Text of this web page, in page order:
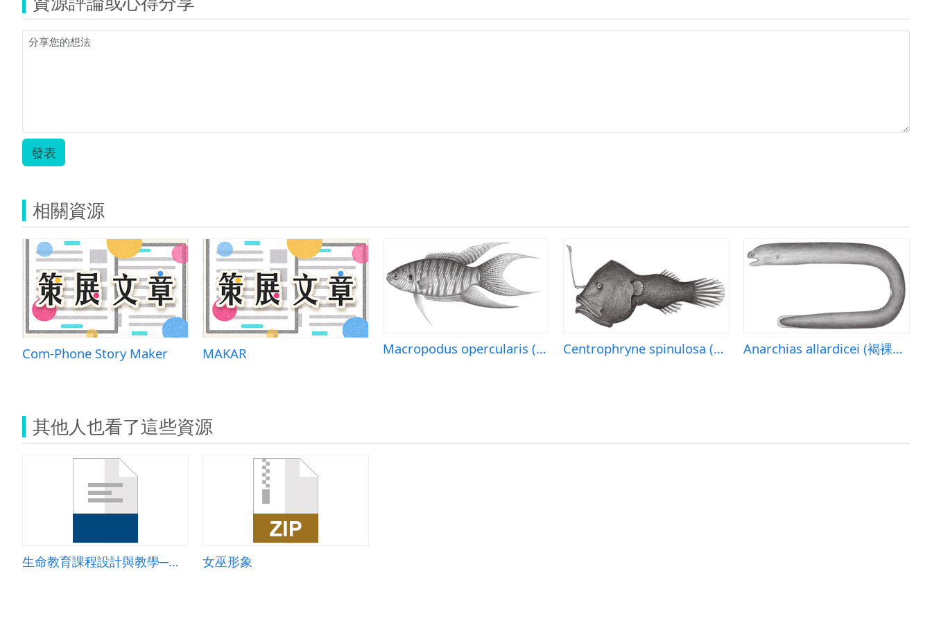
發表
相關資源
Com-Phone Story Maker MAKAR Macropodus opercularis (蓋斑鬥魚) Centrophryne spinulosa (刺鮟鱇) Anarchias allardicei (褐裸臀鯙)
其他人也看了這些資源
生命教育課程設計與教學─欣賞你我他 女巫形象